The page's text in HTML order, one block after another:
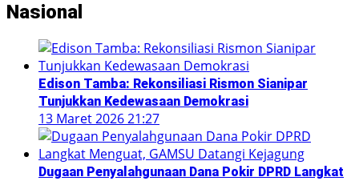
Nasional
Edison Tamba: Rekonsiliasi Rismon Sianipar
Tunjukkan Kedewasaan Demokrasi
13 Maret 2026 21:27
Dugaan Penyalahgunaan Dana Pokir DPRD Langkat